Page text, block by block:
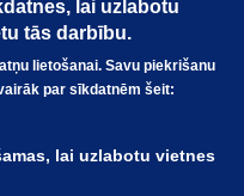
KURSS
TERMINI
lai uzlabotu
tās darbību.
lietošanai. Savu piekrišanu
par sīkdatnēm šeit:
lai uzlabotu vietnes